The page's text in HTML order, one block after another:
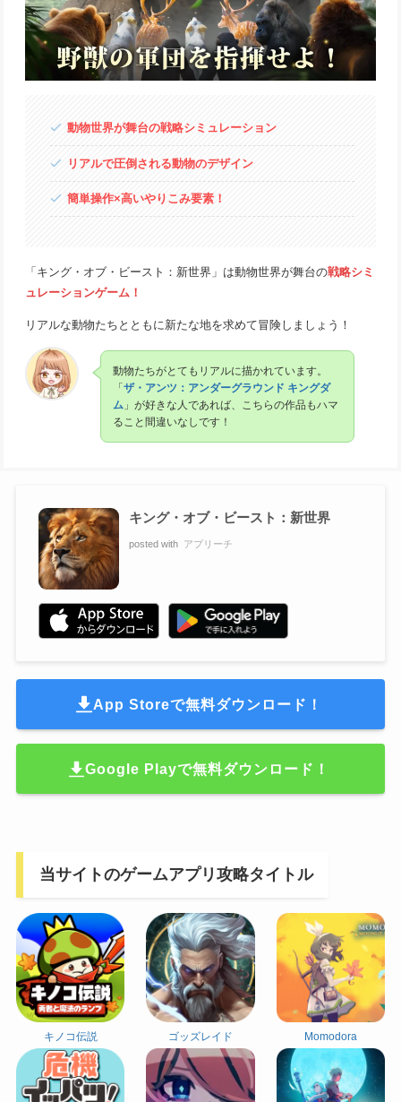
動物世界が舞台の戦略シミュレーション
リアルで圧倒される動物のデザイン
簡単操作×高いやりこみ要素！
「キング・オブ・ビースト：新世界」は動物世界が舞台の戦略シミ
ュレーションゲーム！
リアルな動物たちとともに新たな地を求めて冒険しましょう！
動物たちがとてもリアルに描かれています。
「ザ・アンツ：アンダーグラウンド キングダ
ム 」が好きな人であれば、こちらの作品もハマ
ること間違いなしです！
キング・オブ・ビースト：新世界
posted with アプリーチ
App Storeで無料ダウンロード！
Google Playで無料ダウンロード！
当サイトのゲームアプリ攻略タイトル
キノコ伝説 ゴッズレイド Momodora